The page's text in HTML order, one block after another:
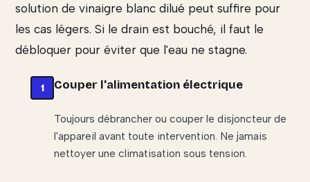
solution de vinaigre blanc dilué peut suffire pour
les cas légers. Si le drain est bouché, il faut le
débloquer pour éviter que l'eau ne stagne.
Couper l'alimentation électrique
Toujours débrancher ou couper le disjoncteur de
l'appareil avant toute intervention. Ne jamais
nettoyer une climatisation sous tension.